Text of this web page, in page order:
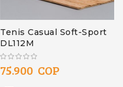
Tenis Casual Soft-Sport
DL112M
75.900 COP